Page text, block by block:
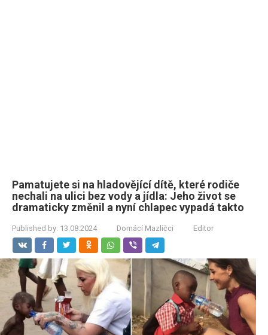
Pamatujete si na hladovějící dítě, které rodiče
nechali na ulici bez vody a jídla: Jeho život se
dramaticky změnil a nyní chlapec vypadá takto
Published by: 13.08.2024 Domácí Mazlíčci Editor